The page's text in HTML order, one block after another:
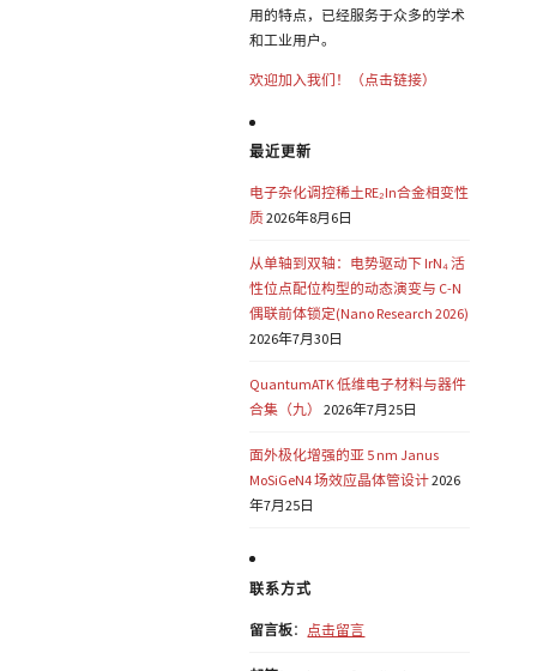
用的特点，已经服务于众多的学术
和工业用户。
欢迎加入我们！（点击链接）
最近更新
电子杂化调控稀土RE₂In合金相变性
质2026年8月6日
从单轴到双轴：电势驱动下 IrN₄ 活
性位点配位构型的动态演变与 C-N
偶联前体锁定(Nano Research 2026)
2026年7月30日
QuantumATK 低维电子材料与器件
合集（九）
2026年7月25日
面外极化增强的亚 5 nm Janus
MoSiGeN4 场效应晶体管设计2026
年7月25日
联系方式
留言板： 点击留言